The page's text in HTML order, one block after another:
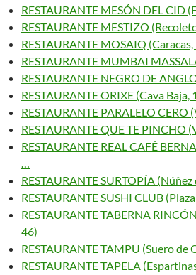
RESTAURANTE MESÓN DEL CID
RESTAURANTE MESTIZO
RESTAURANTE MOSAIQ (Caracas,
RESTAURANTE MUMBAI
RESTAURANTE NEGRO DE
RESTAURANTE ORIXE (Cava Baja,
RESTAURANTE PARALELO CERO
RESTAURANTE QUE TE PINCHO
RESTAURANTE REAL CAFÉ
…
RESTAURANTE SURTOPÍA
RESTAURANTE SUSHI CLUB
RESTAURANTE TABERNA
46)
RESTAURANTE TAMPU (Suero de
RESTAURANTE TAPELA